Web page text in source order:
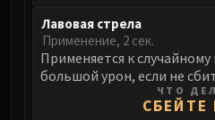
Лавовая стрела
Применение, 2 сек.
Применяется к
большой урон, если не
ЧТО
СБЕЙТЕ